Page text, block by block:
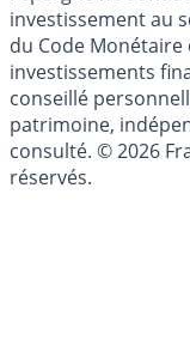
Les articles et
l'épargne ne sont
investissement au
du Code Monétaire
investissements
conseillé
patrimoine,